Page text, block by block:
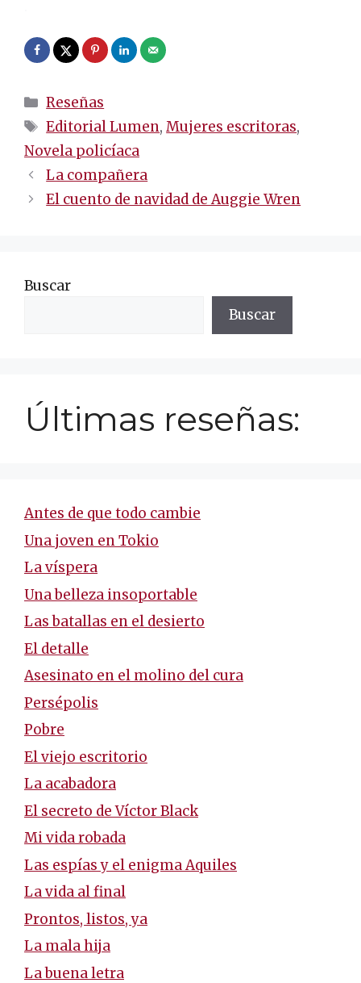
Categorías
Reseñas
Etiquetas
Editorial Lumen,Mujeres escritoras,
Novela policíaca
Navegación
de
La compañera
El cuento de navidad de Auggie Wren
Buscar
Buscar
Últimas reseñas:
Antes de que todo cambie
Una joven en Tokio
La víspera
Una belleza insoportable
Las batallas en el desierto
El detalle
Asesinato en el molino del cura
Persépolis
Pobre
El viejo escritorio
La acabadora
El secreto de Víctor Black
Mi vida robada
Las espías y el enigma Aquiles
La vida al final
Prontos, listos, ya
La mala hija
La buena letra